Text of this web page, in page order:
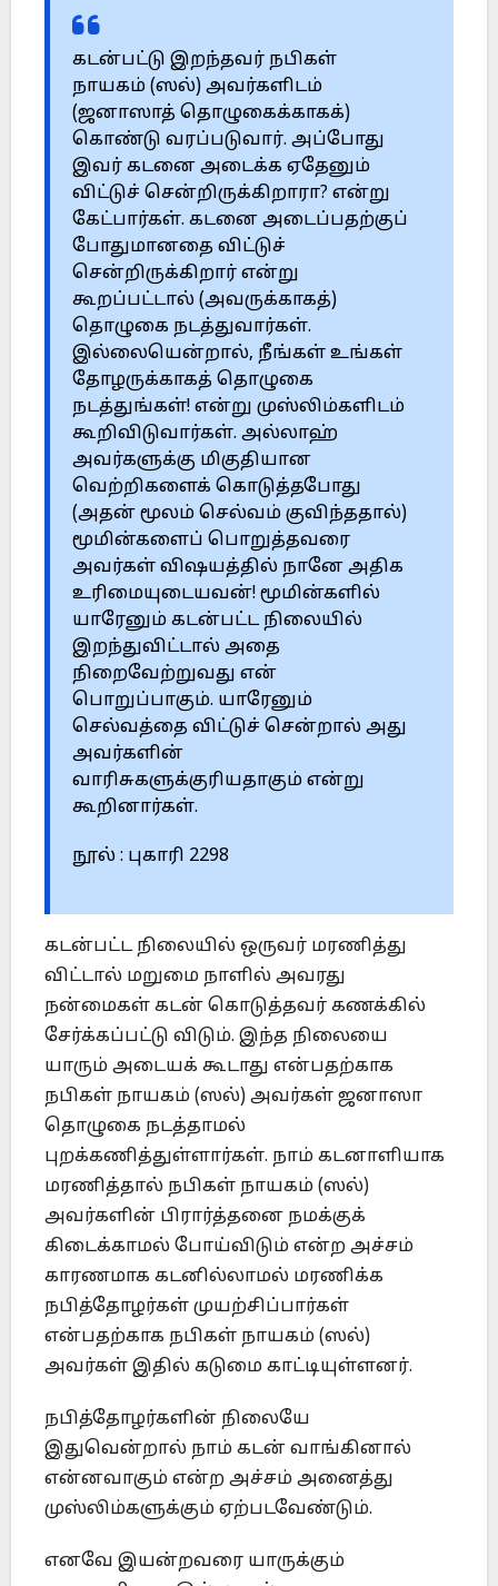
கடன்பட்டு இறந்தவர் நபிகள்
நாயகம் (ஸல்) அவர்களிடம்
(ஜனாஸாத் தொழுகைக்காகக்)
கொண்டு வரப்படுவார். அப்போது
இவர் கடனை அடைக்க ஏதேனும்
விட்டுச் சென்றிருக்கிறாரா? என்று
கேட்பார்கள். கடனை அடைப்பதற்குப்
போதுமானதை விட்டுச்
சென்றிருக்கிறார் என்று
கூறப்பட்டால் (அவருக்காகத்)
தொழுகை நடத்துவார்கள்.
இல்லையென்றால், நீங்கள் உங்கள்
தோழருக்காகத் தொழுகை
நடத்துங்கள்! என்று முஸ்லிம்களிடம்
கூறிவிடுவார்கள். அல்லாஹ்
அவர்களுக்கு மிகுதியான
வெற்றிகளைக் கொடுத்தபோது
(அதன் மூலம் செல்வம் குவிந்ததால்)
மூமின்களைப் பொறுத்தவரை
அவர்கள் விஷயத்தில் நானே அதிக
உரிமையுடையவன்! மூமின்களில்
யாரேனும் கடன்பட்ட நிலையில்
இறந்துவிட்டால் அதை
நிறைவேற்றுவது என்
பொறுப்பாகும். யாரேனும்
செல்வத்தை விட்டுச் சென்றால் அது
அவர்களின்
வாரிசுகளுக்குரியதாகும் என்று
கூறினார்கள்.
நூல் : புகாரி 2298
கடன்பட்ட நிலையில் ஒருவர் மரணித்து
விட்டால் மறுமை நாளில் அவரது
நன்மைகள் கடன் கொடுத்தவர் கணக்கில்
சேர்க்கப்பட்டு விடும். இந்த நிலையை
யாரும் அடையக் கூடாது என்பதற்காக
நபிகள் நாயகம் (ஸல்) அவர்கள் ஜனாஸா
தொழுகை நடத்தாமல்
புறக்கணித்துள்ளார்கள். நாம் கடனாளியாக
மரணித்தால் நபிகள் நாயகம் (ஸல்)
அவர்களின் பிரார்த்தனை நமக்குக்
கிடைக்காமல் போய்விடும் என்ற அச்சம்
காரணமாக கடனில்லாமல் மரணிக்க
நபித்தோழர்கள் முயற்சிப்பார்கள்
என்பதற்காக நபிகள் நாயகம் (ஸல்)
அவர்கள் இதில் கடுமை காட்டியுள்ளனர்.
நபித்தோழர்களின் நிலையே
இதுவென்றால் நாம் கடன் வாங்கினால்
என்னவாகும் என்ற அச்சம் அனைத்து
முஸ்லிம்களுக்கும் ஏற்படவேண்டும்.
எனவே இயன்றவரை யாருக்கும்